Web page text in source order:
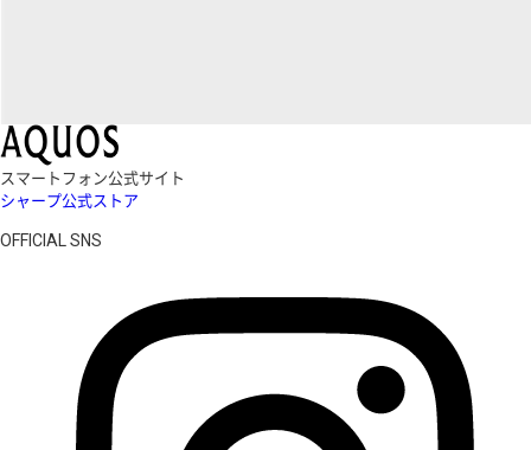
スマートフォン公式サイト
シャープ公式ストア
OFFICIAL SNS